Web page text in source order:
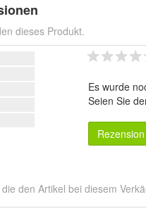
dieses Produkt.
Es wurde
Seien Sie
den Artikel bei diesem